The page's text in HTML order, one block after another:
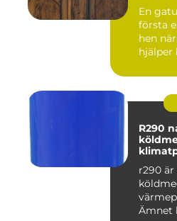
En
första
hen
hjälper
R290 naturligt
r290
Ämnet